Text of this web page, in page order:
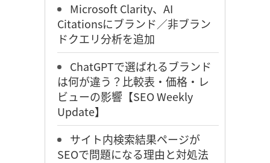
Microsoft Clarity、AI
Citationsにブランド／非ブラン
ドクエリ分析を追加
ChatGPTで選ばれるブランド
は何が違う？比較表・価格・レ
ビューの影響【SEO Weekly
Update】
サイト内検索結果ページが
SEOで問題になる理由と対処法